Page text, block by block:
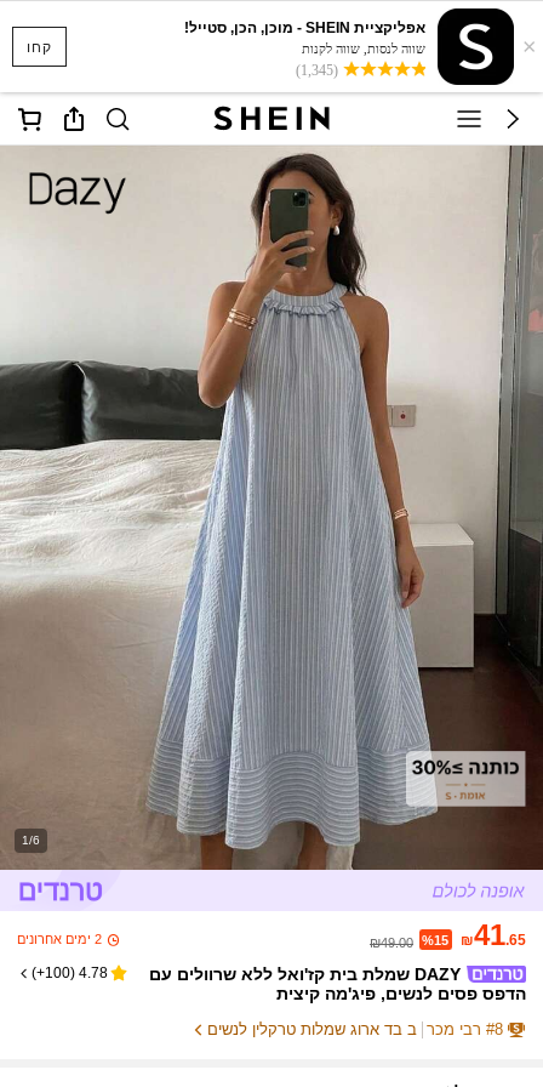
קחו ×
אפליקציית SHEIN - מוכן, הכן, סטייל!
שווה לנסות, שווה לקנות
(1,345)
1/6
₪41.65
%15
₪49.00 2 ימים אחרונים
DAZY שמלת בית קז'ואל ללא שרוולים עם
הדפס פסים לנשים, פיג'מה קיצית
4.78
(
100+
)
#8 רבי מכר ב בד ארוג שמלות טרקלין לנשים